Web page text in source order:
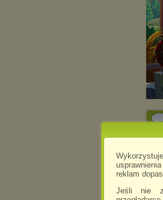
reklam
Jeśli nie